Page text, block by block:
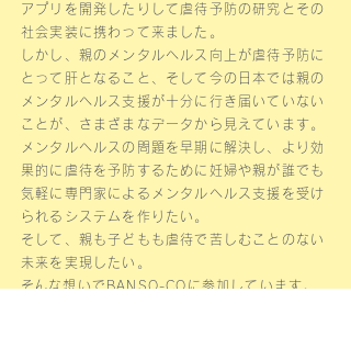
アプリを開発したりして虐待予防の研究とその
社会実装に携わって来ました。
しかし、親のメンタルヘルス向上が虐待予防に
とって肝となること、そして今の日本では親の
メンタルヘルス支援が十分に行き届いていない
ことが、さまざまなデータから見えています。
メンタルヘルスの問題を早期に解決し、より効
果的に虐待を予防するために妊婦や親が誰でも
気軽に専門家によるメンタルヘルス支援を受け
られるシステムを作りたい。
そして、親も子どもも虐待で苦しむことのない
未来を実現したい。
​そんな想いでBANSO-COに参加しています。